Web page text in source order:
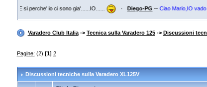
E si perche' io ci sono gia'......IO...... · Diego-PG--Ciao Mario,IO vado a
Varadero Club Italia-> Tecnica sulla Varadero 125-> Discussioni
Pagine: (2) [1] 2
Discussioni tecniche sulla Varadero XL125V